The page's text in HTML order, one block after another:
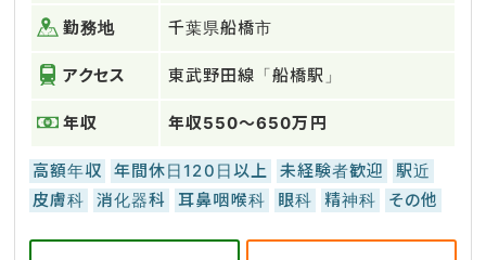
勤務地 千葉県船橋市
アクセス 東武野田線「船橋駅」
年収 年収550～650万円
高額年収 年間休日120日以上 未経験者歓迎
駅近
皮膚科
消化器科 耳鼻咽喉科 眼科 精神科 その他